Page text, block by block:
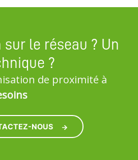
le réseau ? Un
?
de proximité à
NOUS